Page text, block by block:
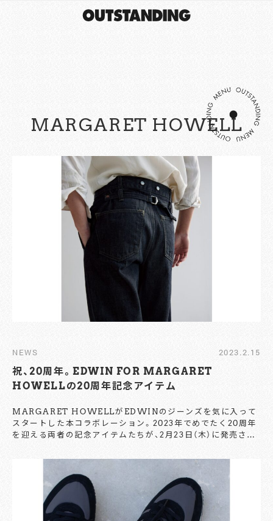
MARGARET HOWELL
NEWS 2023.2.15
祝、20周年。EDWIN FOR MARGARET
HOWELLの20周年記念アイテム
MARGARET HOWELLがEDWINのジーンズを気に入って
スタートした本コラボレーション。2023年でめでたく20周年
を迎える両者の記念アイテムたちが、2月23日（木）に発売され
ーガニックコットンデニムの新色に加え、ホワイトデニムもリ
『DENIM JACKET』と『PAINTER JEANS』も、このコレクシ
ョン用にフィットバランスをアップデートしてリリースされ
るとのこと。また、20周年の特別仕様に仕上げられたフラッシ
ャー、スウィングチケット、ジョイントラベルといった各ディ